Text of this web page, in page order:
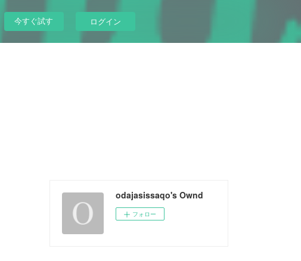
今すぐ試す ログイン
odajasissaqo's Ownd
フォロー